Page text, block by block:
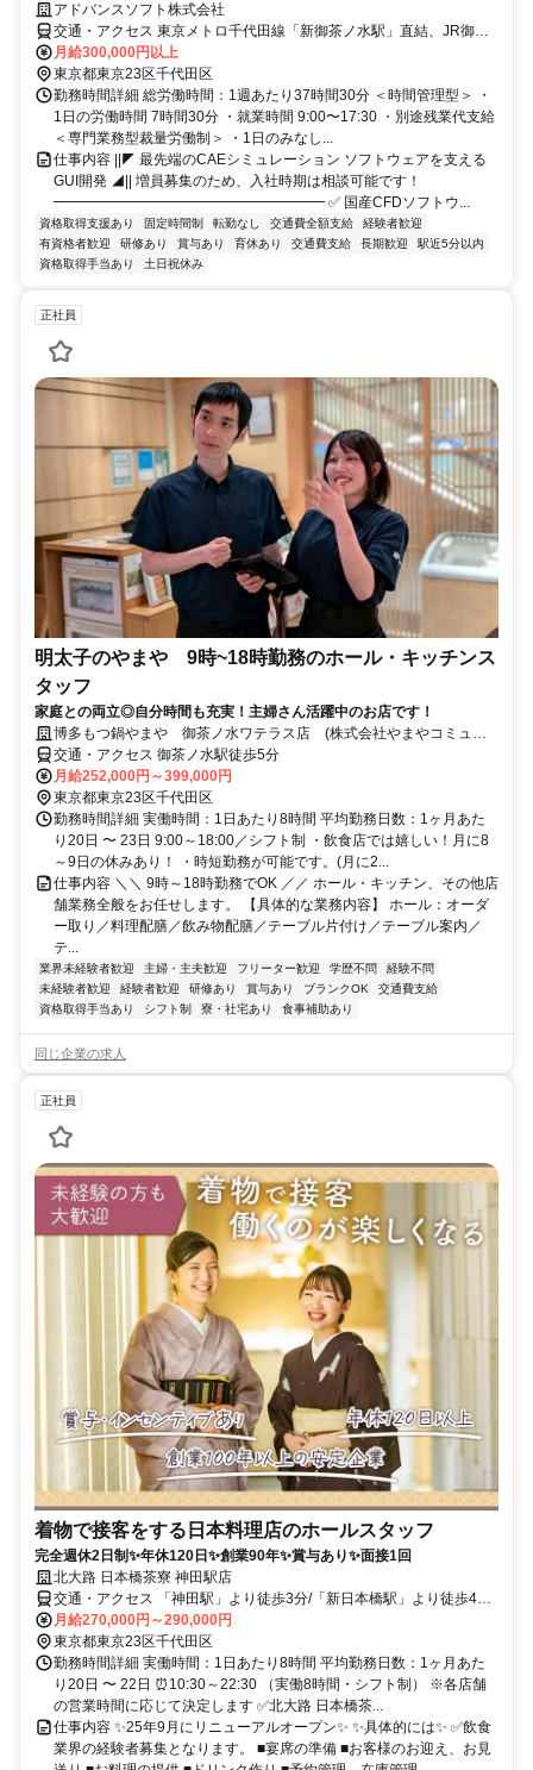
アドバンスソフト株式会社
交通・アクセス 東京メトロ千代田線「新御茶ノ水駅」直結、JR御茶
ノ水駅徒歩1分、東京メトロ丸ノ内線「御茶ノ水駅」徒歩8分、都営新
宿線「小川町駅」徒歩8分
月給300,000円以上
東京都東京23区千代田区
勤務時間詳細 総労働時間：1週あたり37時間30分 ＜時間管理型＞ ・
1日の労働時間 7時間30分 ・就業時間 9:00〜17:30 ・別途残業代支給
＜専門業務型裁量労働制＞ ・1日のみなし...
仕事内容 ||◤ 最先端のCAEシミュレーション ソフトウェアを支える
GUI開発 ◢|| 増員募集のため、入社時期は相談可能です！
━━━━━━━━━━━━━━━━━━━ ✅ 国産CFDソフトウ...
資格取得支援あり 固定時間制 転勤なし 交通費全額支給
経験者歓迎
有資格者歓迎
研修あり 賞与あり 育休あり 交通費支給 長期歓迎
駅近5分以内
資格取得手当あり
土日祝休み
正社員
明太子のやまや 9時~18時勤務のホール・キッチンス
タッフ
家庭との両立◎自分時間も充実！主婦さん活躍中のお店です！
博多もつ鍋やまや 御茶ノ水ワテラス店 (株式会社やまやコミュニ
ケーションズ)
交通・アクセス 御茶ノ水駅徒歩5分
月給252,000円～399,000円
東京都東京23区千代田区
勤務時間詳細 実働時間：1日あたり8時間 平均勤務日数：1ヶ月あた
り20日 〜 23日 9:00～18:00／シフト制 ・飲食店では嬉しい！月に8
～9日の休みあり！ ・時短勤務が可能です。(月に2...
仕事内容 ＼＼ 9時～18時勤務でOK ／／ ホール・キッチン、その他店
舗業務全般をお任せします。 【具体的な業務内容】 ホール：オーダ
ー取り／料理配膳／飲み物配膳／テーブル片付け／テーブル案内／
テ...
業界未経験者歓迎 主婦・主夫歓迎 フリーター歓迎 学歴不問
経験不問
未経験者歓迎
経験者歓迎 研修あり 賞与あり ブランクOK
交通費支給
資格取得手当あり
シフト制 寮・社宅あり 食事補助あり
同じ企業の求人
正社員
着物で接客をする日本料理店のホールスタッフ
完全週休2日制✨年休120日✨創業90年✨賞与あり✨面接1回
北大路 日本橋茶寮 神田駅店
交通・アクセス 「神田駅」より徒歩3分/「新日本橋駅」より徒歩4分/
「三越前駅」より徒歩5分/「大手町駅」より徒歩9分/「小伝馬町駅」
より徒歩10分
月給270,000円～290,000円
東京都東京23区千代田区
勤務時間詳細 実働時間：1日あたり8時間 平均勤務日数：1ヶ月あた
り20日 〜 22日 ⏰10:30～22:30 （実働8時間・シフト制） ※各店舗
の営業時間に応じて決定します ✅北大路 日本橋茶...
仕事内容 ✨25年9月にリニューアルオープン✨ ✨具体的には✨ ✅飲食
業界の経験者募集となります。 ■宴席の準備 ■お客様のお迎え、お見